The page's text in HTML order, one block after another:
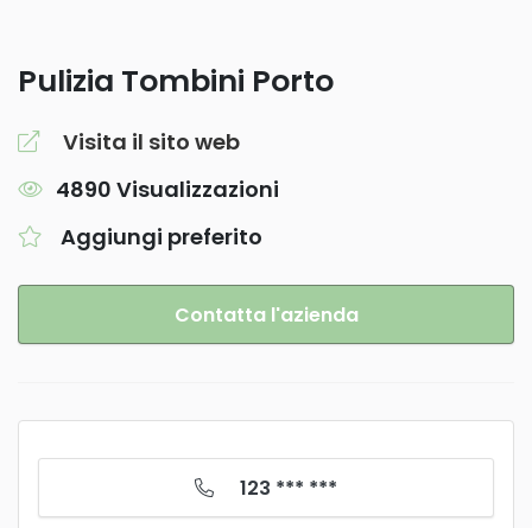
Pulizia Tombini Porto
Visita il sito web
4890 Visualizzazioni
Aggiungi preferito
Contatta l'azienda
123 *** ***